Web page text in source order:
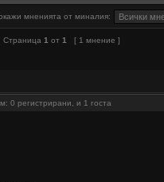
мненията от миналия:
Страница 1 от 1 [ 1 мнение ]
0 регистрирани, и 1 госта